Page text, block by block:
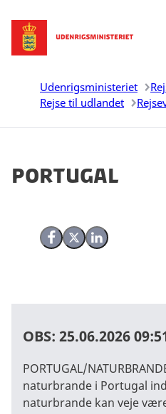
Gå til forsiden
Udenrigsministeriet
Rejse til udlandet
Portugal
Del på Facebook
Del på X (Twitter)
Del på LinkedIn
OBS: 25.06.2026
PORTUGAL/
naturbrande i Portugal
naturbrande kan veje